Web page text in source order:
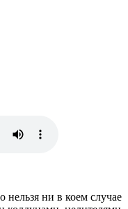
ни в коем случае